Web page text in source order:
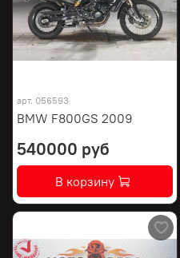
арт. 056593
BMW F800GS 2009
540000 руб
В корзину